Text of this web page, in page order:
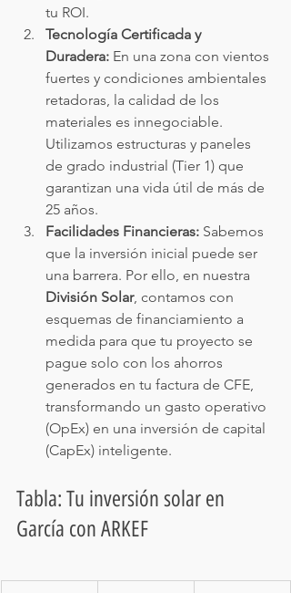
tu ROI.
Tecnología Certificada y
Duradera: En una zona con vientos
fuertes y condiciones ambientales
retadoras, la calidad de los
materiales es innegociable.
Utilizamos estructuras y paneles
de grado industrial (Tier 1) que
garantizan una vida útil de más de
25 años.
Facilidades Financieras: Sabemos
que la inversión inicial puede ser
una barrera. Por ello, en nuestra
División Solar, contamos con
esquemas de financiamiento a
medida para que tu proyecto se
pague solo con los ahorros
generados en tu factura de CFE,
transformando un gasto operativo
(OpEx) en una inversión de capital
(CapEx) inteligente.
Tabla: Tu inversión solar en
García con ARKEF